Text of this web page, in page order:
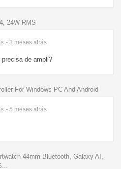
24W RMS
- 3 meses atrás
de ampli?
For Windows PC And Android
- 5 meses atrás
44mm Bluetooth, Galaxy AI,